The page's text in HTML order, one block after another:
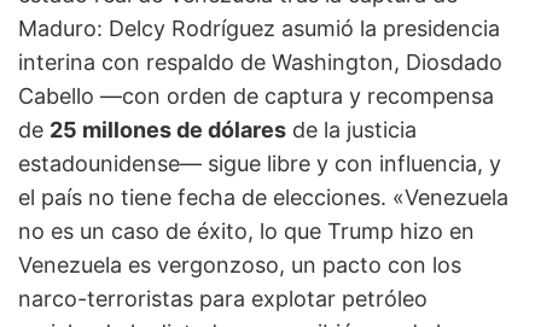
Maduro: Delcy Rodríguez asumió la presidencia
interina con respaldo de Washington, Diosdado
Cabello —con orden de captura y recompensa
de 25 millones de dólares de la justicia
estadounidense— sigue libre y con influencia, y
el país no tiene fecha de elecciones. «Venezuela
no es un caso de éxito, lo que Trump hizo en
Venezuela es vergonzoso, un pacto con los
narco-terroristas para explotar petróleo